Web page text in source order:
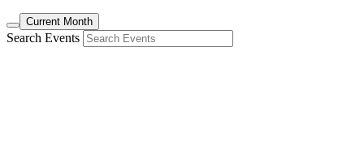
Current Month
Search Events